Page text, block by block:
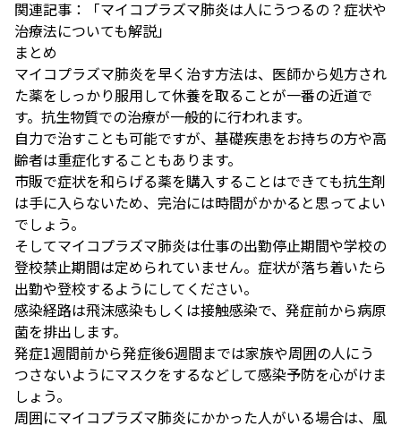
関連記事：
「マイコプラズマ肺炎は人にうつるの？症状や
治療法についても解説」
まとめ
マイコプラズマ肺炎を早く治す方法は、医師から処方され
た薬をしっかり服用して休養を取ることが一番の近道で
す。抗生物質での治療が一般的に行われます。
自力で治すことも可能ですが、基礎疾患をお持ちの方や高
齢者は重症化することもあります。
市販で症状を和らげる薬を購入することはできても抗生剤
は手に入らないため、完治には時間がかかると思ってよい
でしょう。
そしてマイコプラズマ肺炎は仕事の出勤停止期間や学校の
登校禁止期間は定められていません。症状が落ち着いたら
出勤や登校するようにしてください。
感染経路は飛沫感染もしくは接触感染で、発症前から病原
菌を排出します。
発症1週間前から発症後6週間までは家族や周囲の人にう
つさないようにマスクをするなどして感染予防を心がけま
しょう。
周囲にマイコプラズマ肺炎にかかった人がいる場合は、風